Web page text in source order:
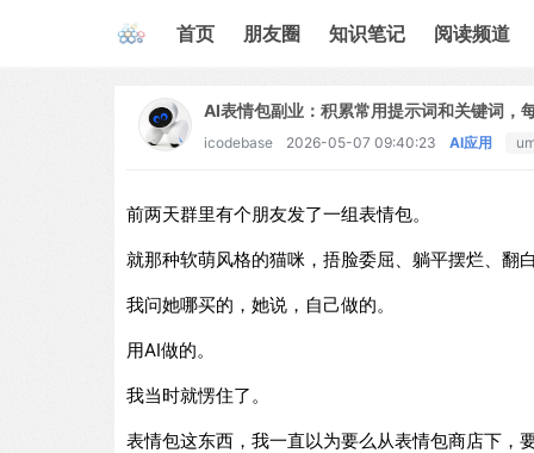
首页 朋友圈 知识笔记 阅读频道
AI表情包副业：积累常用提示词和关键词，
icodebase 2026-05-07 09:40:23 AI应用
前两天群里有个朋友发了一组表情包。
就那种软萌风格的猫咪，捂脸委屈、躺平摆烂、翻
我问她哪买的，她说，自己做的。
用AI做的。
我当时就愣住了。
表情包这东西，我一直以为要么从表情包商店下，